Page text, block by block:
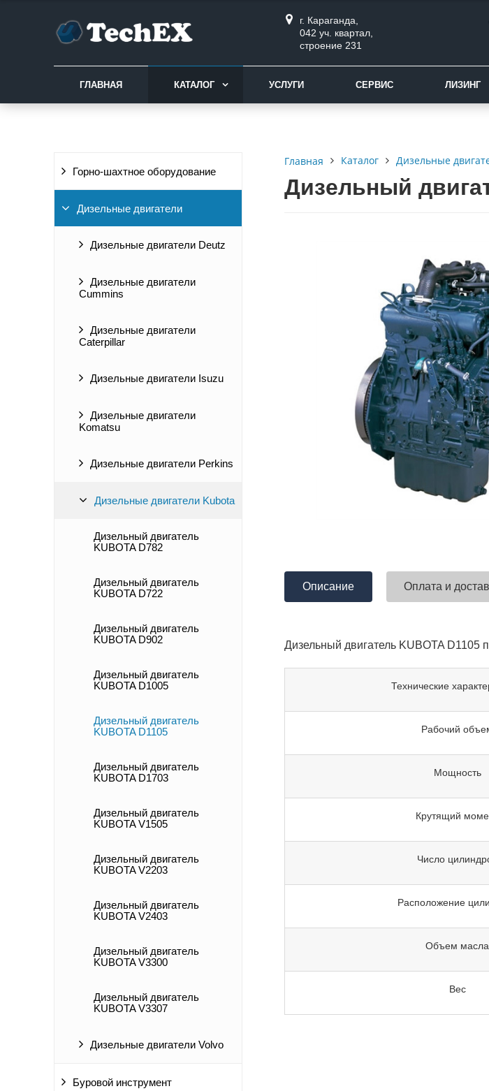
г. Караганда,
042 уч. квартал,
строение 231
ГЛАВНАЯ КАТАЛОГ УСЛУГИ СЕРВИС ЛИЗИНГ
Горно-шахтное оборудование
Дизельные двигатели
Дизельные двигатели Deutz
Дизельные двигатели
Cummins
Дизельные двигатели
Caterpillar
Дизельные двигатели Isuzu
Дизельные двигатели
Komatsu
Дизельные двигатели Perkins
Дизельные двигатели Kubota
Дизельный двигатель
KUBOTA D782
Дизельный двигатель
KUBOTA D722
Дизельный двигатель
KUBOTA D902
Дизельный двигатель
KUBOTA D1005
Дизельный двигатель
KUBOTA D1105
Дизельный двигатель
KUBOTA D1703
Дизельный двигатель
KUBOTA V1505
Дизельный двигатель
KUBOTA V2203
Дизельный двигатель
KUBOTA V2403
Дизельный двигатель
KUBOTA V3300
Дизельный двигатель
KUBOTA V3307
Дизельные двигатели Volvo
Буровой инструмент
Главная Каталог Дизельные
Дизельный
Описание Оплата и
Дизельный двигатель KUBOTA
Технические
Рабочий
Мощность
Крутящий
Число
Расположение
Объем масла
Вес